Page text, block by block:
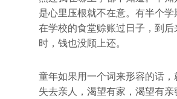
是心里压根就不在意。有半个
在学校的食堂赊账过日子，到后
时，钱也没顾上还。
童年如果用一个词来形容的话，
失去亲人，渴望有家，渴望有